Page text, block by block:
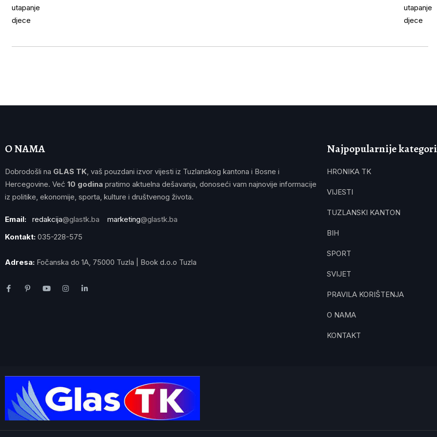
O NAMA
Dobrodošli na GLAS TK, vaš pouzdani izvor vijesti iz Tuzlanskog kantona i Bosne i
Hercegovine. Već 10 godina pratimo aktuelna dešavanja, donoseći vam najnovije informacije
iz politike, ekonomije, sporta, kulture i društvenog života.
Email: redakcija@glastk.ba marketing@glastk.ba
Kontakt: 035-228-575
Adresa: Fočanska do 1A, 75000 Tuzla | Book d.o.o Tuzla
Najpopularnije
HRONIKA TK
VIJESTI
TUZLANSKI KANTON
BIH
SPORT
SVIJET
PRAVILA KORIŠTENJA
O NAMA
KONTAKT